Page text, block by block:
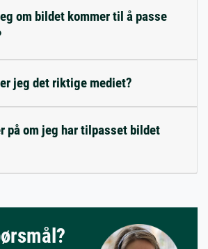
om bildet kommer til å passe
jeg det riktige mediet?
på om jeg har tilpasset bildet